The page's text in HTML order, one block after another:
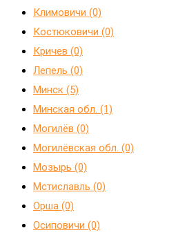
Климовичи (0)
Костюковичи (0)
Кричев (0)
Лепель (0)
Минск (5)
Минская обл. (1)
Могилёв (0)
Могилёвская обл. (0)
Мозырь (0)
Мстиславль (0)
Орша (0)
Осиповичи (0)